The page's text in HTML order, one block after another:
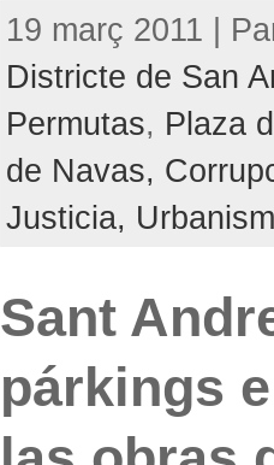
19 març 2011 |
Districte de San
Permutas, Plaza
de Navas,
Justicia,
Sant
párkings